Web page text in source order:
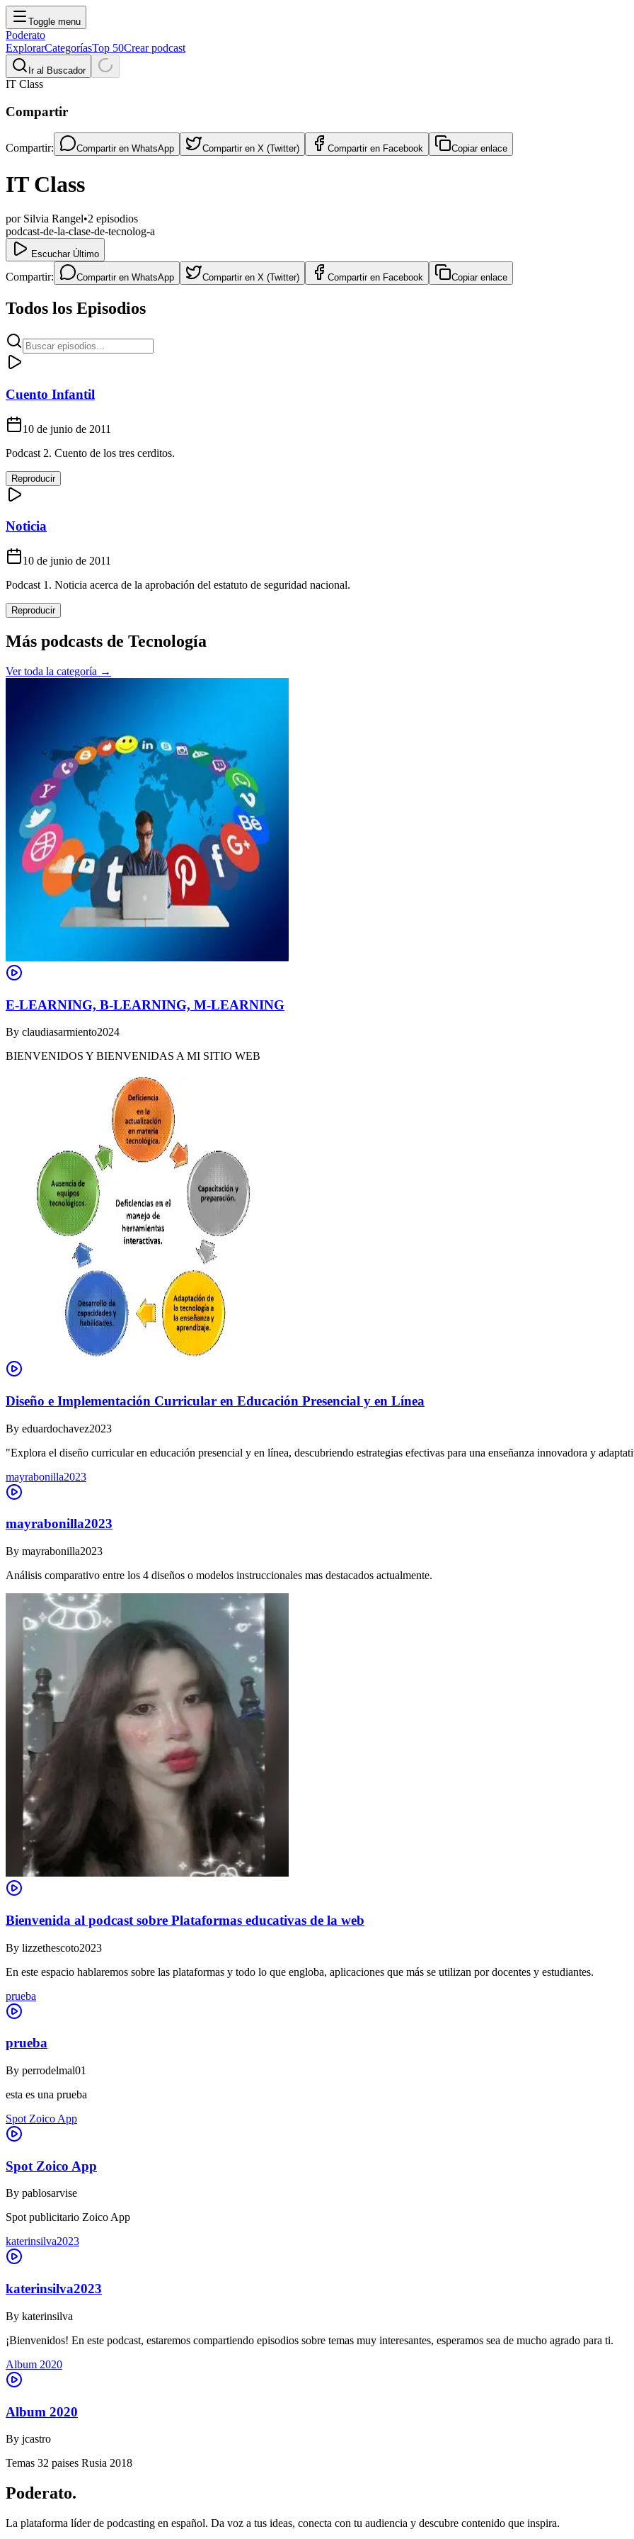
Toggle menu
Poderato
ExplorarCategoríasTop 50Crear podcast
Ir al Buscador
IT Class
Compartir
Compartir: Compartir en WhatsApp Compartir en X (Twitter) Compartir en Facebook Copiar enlace
IT Class
por Silvia Rangel•2 episodios
podcast-de-la-clase-de-tecnolog-a
Escuchar Último
Compartir: Compartir en WhatsApp Compartir en X (Twitter) Compartir en Facebook Copiar enlace
Todos los Episodios
Cuento Infantil
10 de junio de 2011
Podcast 2. Cuento de los tres cerditos.
Reproducir
Noticia
10 de junio de 2011
Podcast 1. Noticia acerca de la aprobación del estatuto de seguridad nacional.
Reproducir
Más podcasts de Tecnología
Ver toda la categoría →
E-LEARNING, B-LEARNING, M-LEARNING
By claudiasarmiento2024
BIENVENIDOS Y BIENVENIDAS A MI SITIO WEB
Diseño e Implementación Curricular en Educación Presencial y en Línea
By eduardochavez2023
"Explora el diseño curricular en educación presencial y en línea, descubriendo estrategias efectivas para una enseñanza innovadora y
mayrabonilla2023
mayrabonilla2023
By mayrabonilla2023
Análisis comparativo entre los 4 diseños o modelos instruccionales mas destacados actualmente.
Bienvenida al podcast sobre Plataformas educativas de la web
By lizzethescoto2023
En este espacio hablaremos sobre las plataformas y todo lo que engloba, aplicaciones que más se utilizan por docentes y estudiantes.
prueba
prueba
By perrodelmal01
esta es una prueba
Spot Zoico App
Spot Zoico App
By pablosarvise
Spot publicitario Zoico App
katerinsilva2023
katerinsilva2023
By katerinsilva
¡Bienvenidos! En este podcast, estaremos compartiendo episodios sobre temas muy interesantes, esperamos sea de mucho agrado para ti.
Album 2020
Album 2020
By jcastro
Temas 32 paises Rusia 2018
Poderato.
La plataforma líder de podcasting en español. Da voz a tus ideas, conecta con tu audiencia y descubre contenido que inspira.